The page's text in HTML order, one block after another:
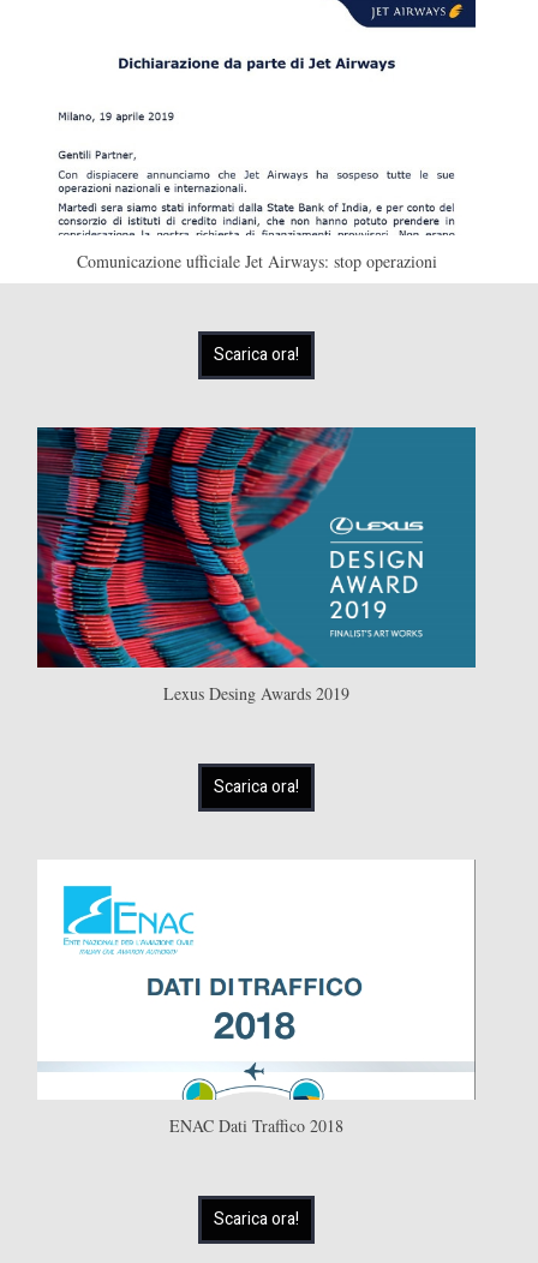
Comunicazione ufficiale Jet Airways: stop operazioni
Scarica ora!
Lexus Desing Awards 2019
Scarica ora!
ENAC Dati Traffico 2018
Scarica ora!